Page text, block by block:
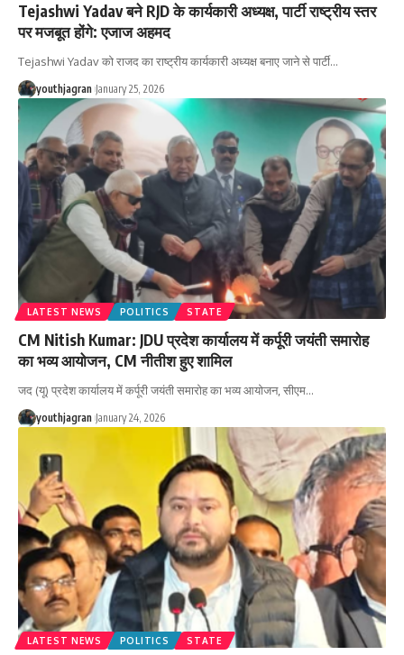
Tejashwi Yadav बने RJD के कार्यकारी अध्यक्ष, पार्टी राष्ट्रीय स्तर
पर मजबूत होंगे: एजाज अहमद
Tejashwi Yadav को राजद का राष्ट्रीय कार्यकारी अध्यक्ष बनाए जाने से पार्टी…
youthjagran January 25, 2026
LATEST NEWS POLITICS STATE
CM Nitish Kumar: JDU प्रदेश कार्यालय में कर्पूरी जयंती समारोह
का भव्य आयोजन, CM नीतीश हुए शामिल
जद (यू) प्रदेश कार्यालय में कर्पूरी जयंती समारोह का भव्य आयोजन, सीएम…
youthjagran January 24, 2026
LATEST NEWS POLITICS STATE